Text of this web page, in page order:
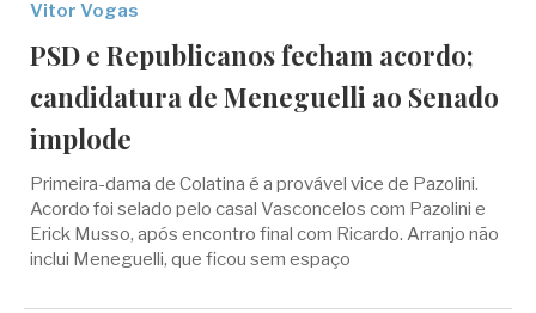
Vitor Vogas
PSD e Republicanos fecham acordo;
candidatura de Meneguelli ao Senado
implode
Primeira-dama de Colatina é a provável vice de Pazolini.
Acordo foi selado pelo casal Vasconcelos com Pazolini e
Erick Musso, após encontro final com Ricardo. Arranjo não
inclui Meneguelli, que ficou sem espaço